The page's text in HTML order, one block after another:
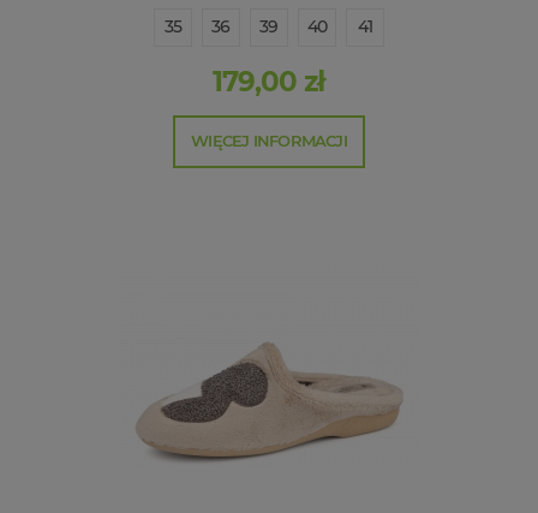
35 36 39 40 41
179,00 zł
WIĘCEJ INFORMACJI